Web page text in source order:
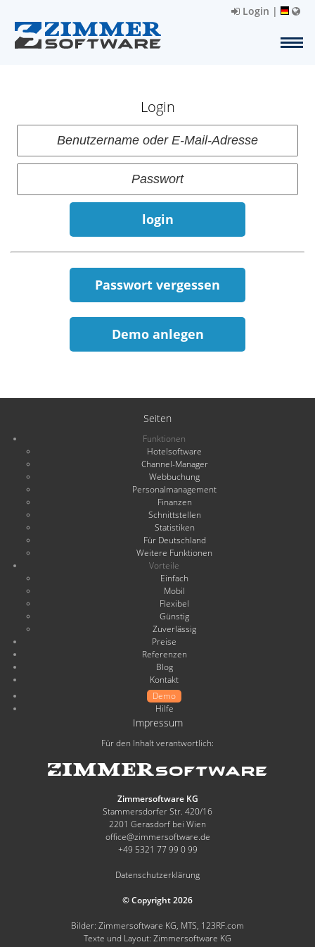
Login |
Login
login
Passwort vergessen
Demo anlegen
Seiten
Funktionen
Hotelsoftware
Channel-Manager
Webbuchung
Personalmanagement
Finanzen
Schnittstellen
Statistiken
Für Deutschland
Weitere Funktionen
Vorteile
Einfach
Mobil
Flexibel
Günstig
Zuverlässig
Preise
Referenzen
Blog
Kontakt
Demo
Hilfe
Impressum
Für den Inhalt verantwortlich:
Zimmersoftware KG
Stammersdorfer Str. 420/16
2201 Gerasdorf bei Wien
office@zimmersoftware.de
+49 5321 77 99 0 99
Datenschutzerklärung
© Copyright 2026
Bilder: Zimmersoftware KG, MTS, 123RF.com
Texte und Layout: Zimmersoftware KG